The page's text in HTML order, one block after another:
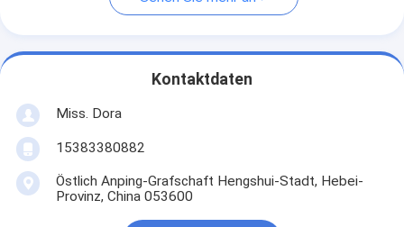
Kontaktdaten
Miss. Dora
15383380882
Östlich Anping-Grafschaft Hengshui-Stadt, Hebei-
Provinz, China 053600